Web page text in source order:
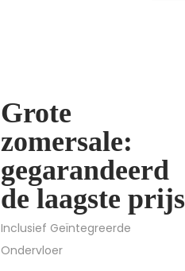
Grote
zomersale:
gegarandeerd
de laagste prijs
Inclusief Geïntegreerde
Ondervloer